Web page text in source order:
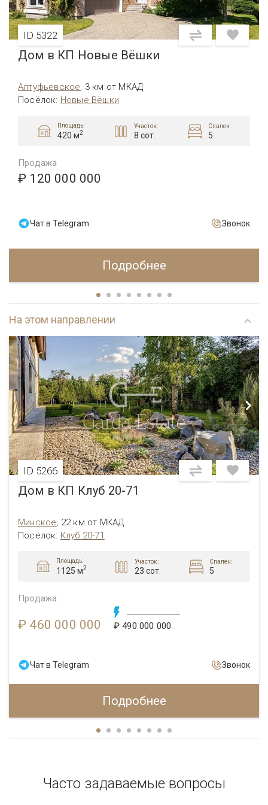
ID 5322
Дом в КП Новые Вёшки
Алтуфьевcкое, 3 км от МКАД
Посёлок: Новые Вёшки
Площадь:
420 м2
Участок:
8 сот.
Спален:
5
Продажа
₽ 120 000 000
Чат в Telegram Звонок
Подробнее
На этом направлении
ID 5266
Дом в КП Клуб 20-71
Минское, 22 км от МКАД
Посёлок: Клуб 20-71
Площадь:
1125 м2
Участок:
23 сот.
Спален:
5
Продажа
₽ 460 000 000 ₽ 490 000 000
Чат в Telegram Звонок
Подробнее
Часто задаваемые вопросы